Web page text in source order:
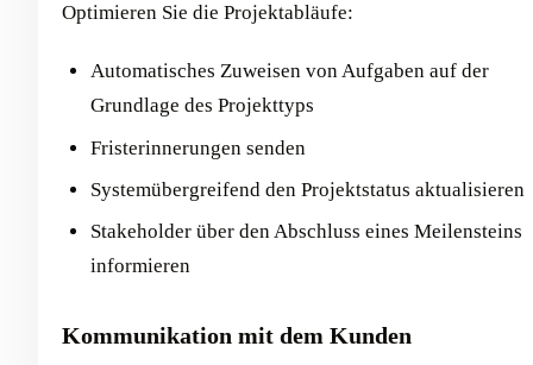
Optimieren Sie die Projektabläufe:
Automatisches Zuweisen von Aufgaben auf der
Grundlage des Projekttyps
Fristerinnerungen senden
Systemübergreifend den Projektstatus aktualisieren
Stakeholder über den Abschluss eines Meilensteins
informieren
Kommunikation mit dem Kunden